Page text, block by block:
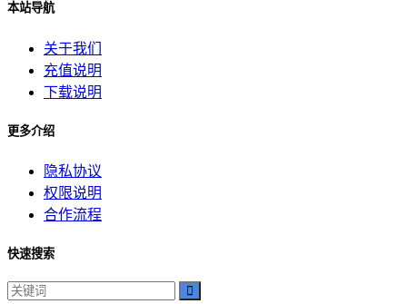
本站导航
关于我们
充值说明
下载说明
更多介绍
隐私协议
权限说明
合作流程
快速搜索